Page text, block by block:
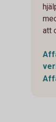
att